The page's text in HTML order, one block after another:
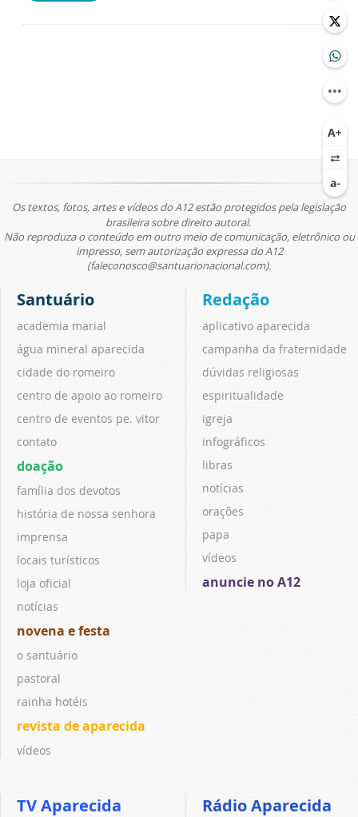
Os textos, fotos, artes e vídeos do A12 estão protegidos pela legislação
brasileira sobre direito autoral.
Não reproduza o conteúdo em outro meio de comunicação, eletrônico ou
impresso, sem autorização expressa do A12
(faleconosco@santuarionacional.com).
Santuário
academia marial
água mineral aparecida
cidade do romeiro
centro de apoio ao romeiro
centro de eventos pe. vitor
contato
doação
família dos devotos
história de nossa senhora
imprensa
locais turísticos
loja oficial
notícias
novena e festa
o santuário
pastoral
rainha hotéis
revista de aparecida
vídeos
Redação
aplicativo aparecida
campanha da fraternidade
dúvidas religiosas
espiritualidade
igreja
infográficos
libras
notícias
orações
papa
vídeos
anuncie no A12
TV Aparecida Rádio Aparecida